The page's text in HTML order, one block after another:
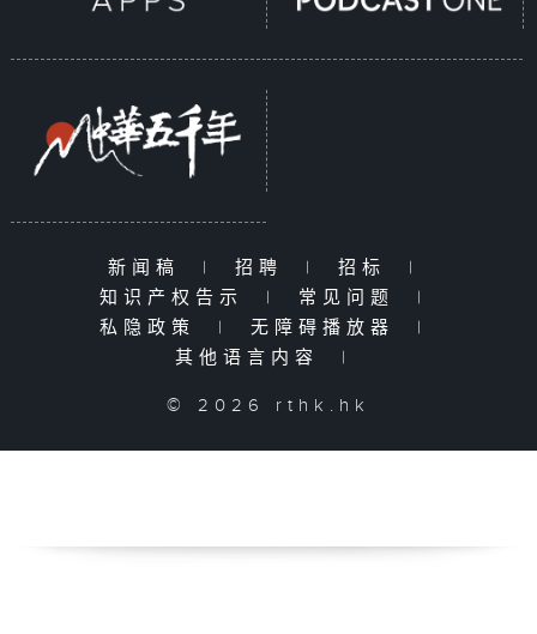
新闻稿 | 招聘 | 招标
|
知识产权告示
| 常见问题
|
私隐政策
| 无障碍播放器
|
其他语言内容
|
© 2026 rthk.hk